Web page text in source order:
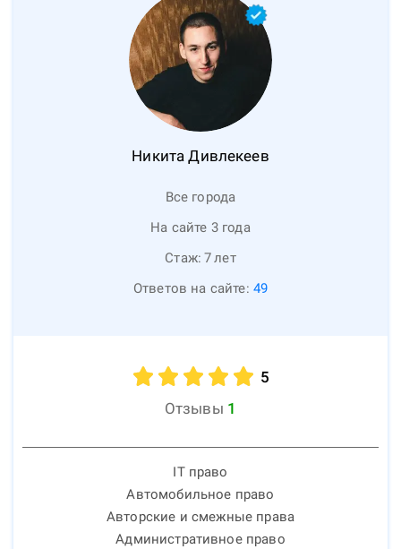
Никита Дивлекеев
Все города
На сайте 3 года
Стаж: 7лет
Ответов на сайте: 49
5
Отзывы 1
IT право
Автомобильное право
Авторские и смежные права
Административное право